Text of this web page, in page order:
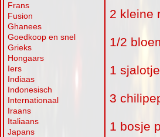
Frans
Fusion
Ghanees
Goedkoop en snel
Grieks
Hongaars
Iers
Indiaas
Indonesisch
Internationaal
Iraans
Italiaans
Japans
2 kleine
1/2
1
3
1 bosje